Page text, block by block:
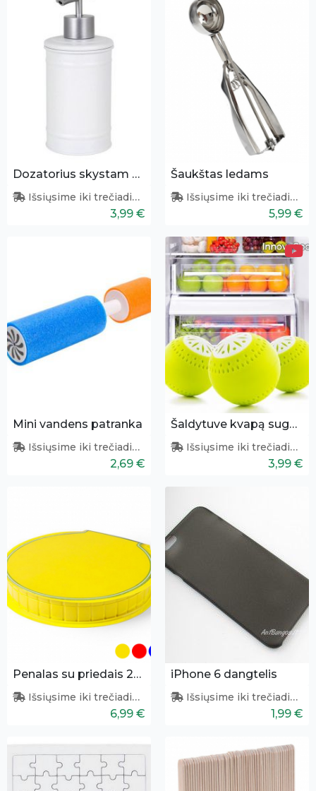
Dozatorius skystam muilui
Išsiųsime iki trečiadienio
3,99 €
Šaukštas ledams
Išsiųsime iki trečiadienio
5,99 €
Mini vandens patranka
Išsiųsime iki trečiadienio
2,69 €
Šaldytuve kvapą sugeriantys kamuoliukai 3 vnt.
Išsiųsime iki trečiadienio
3,99 €
Penalas su priedais 29 vnt.
Išsiųsime iki trečiadienio
6,99 €
iPhone 6 dangtelis
Išsiųsime iki trečiadienio
1,99 €